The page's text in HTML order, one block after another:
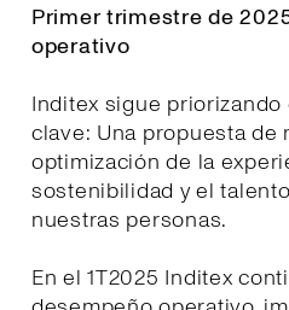
Primer trimestre de
operativo
Inditex sigue
clave: Una propuesta de
optimización de la
sostenibilidad y el
nuestras personas.
En el 1T2025 Inditex